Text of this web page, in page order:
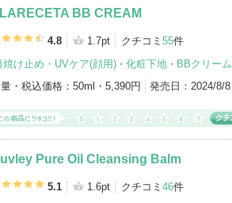
BB CREAM
4.8 1.7pt クチコミ 55件
焼け止め・UVケア(顔用) ・ 化粧下地 ・ BBクリーム
・税込価格： 50ml・5,390円 発売日： 2024/8/8
Pure Oil Cleansing Balm
5.1 1.6pt クチコミ 46件